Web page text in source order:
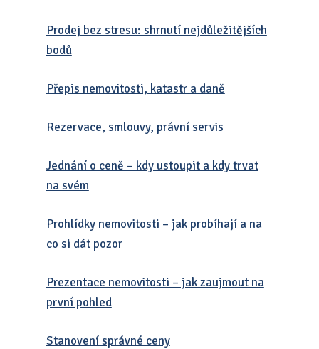
Prodej bez stresu: shrnutí nejdůležitějších
bodů
Přepis nemovitosti, katastr a daně
Rezervace, smlouvy, právní servis
Jednání o ceně – kdy ustoupit a kdy trvat
na svém
Prohlídky nemovitosti – jak probíhají a na
co si dát pozor
Prezentace nemovitosti – jak zaujmout na
první pohled
Stanovení správné ceny